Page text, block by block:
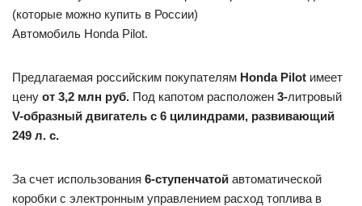
Автомобиль Honda Pilot.
Предлагаемая российским покупателям Honda Pilot имеет
цену от 3,2 млн руб. Под капотом расположен 3-литровый
V-образный двигатель с 6 цилиндрами, развивающий
249 л. с.
За счет использования 6-ступенчатой автоматической
коробки с электронным управлением расход топлива в